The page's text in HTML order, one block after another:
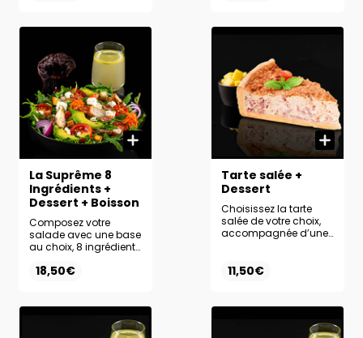
choix pour un
maximum de plaisir.
encore plus
La Suprême 8
Ingrédients +
Dessert + Boisson
Composez votre
salade avec une base
au choix, 8 ingrédients
votre choix. Complétez
au choix pour une
expérience complète.
18,50€
Tarte salée +
Dessert
Choisissez la tarte
salée de votre choix,
accompagnée d’une
dessert de votre choix
équilibrée.
11,50€